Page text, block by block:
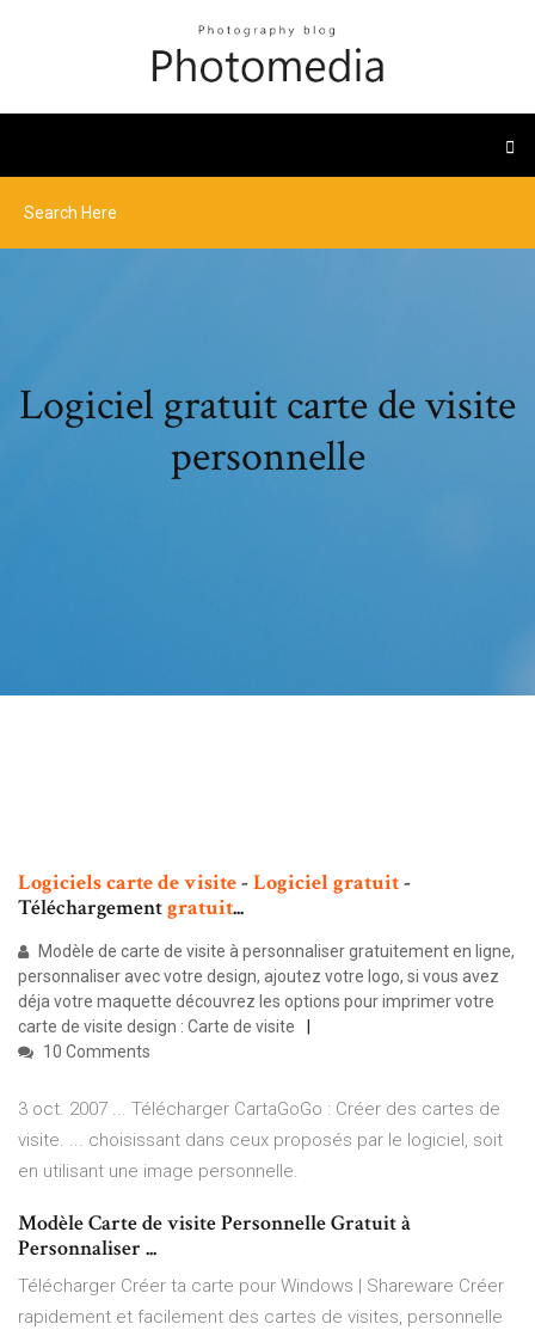
Logiciel gratuit carte de visite
personnelle
Logicielscartedevisite- Logicielgratuit-
Téléchargementgratuit...
Modèle de carte de visite à personnaliser gratuitement en ligne,
personnaliser avec votre design, ajoutez votre logo, si vous avez
déja votre maquette découvrez les options pour imprimer votre
carte de visite design : Carte de visite
10 Comments
3 oct. 2007 ... Télécharger CartaGoGo : Créer des cartes de
visite. ... choisissant dans ceux proposés par le logiciel, soit
en utilisant une image personnelle.
Modèle Carte de visite Personnelle Gratuit à
Personnaliser ...
Télécharger Créer ta carte pour Windows | Shareware Créer
rapidement et facilement des cartes de visites, personnelle